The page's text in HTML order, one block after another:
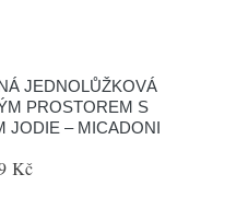
JEDNOLŮŽKOVÁ
PROSTOREM S
JODIE – MICADONI
Kč